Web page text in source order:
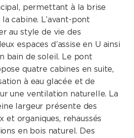
permettant à la brise
cabine. L’avant-pont
au style de vie des
espaces d’assise en U ainsi
bain de soleil. Le pont
quatre cabines en suite,
à eau glacée et de
une ventilation naturelle. La
largeur présente des
et organiques, rehaussés
en bois naturel. Des